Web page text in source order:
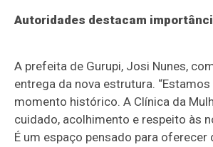
Autoridades destacam
A prefeita de Gurupi, Josi Nunes,
entrega da nova estrutura.
momento histórico. A Clínica da
cuidado, acolhimento e respeito às
É um espaço pensado para oferecer